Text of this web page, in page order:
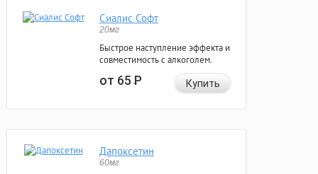
Сиалис Софт
20мг
Быстрое наступление эффекта и
совместимость с алкоголем.
от 65Р Купить
Дапоксетин
60мг